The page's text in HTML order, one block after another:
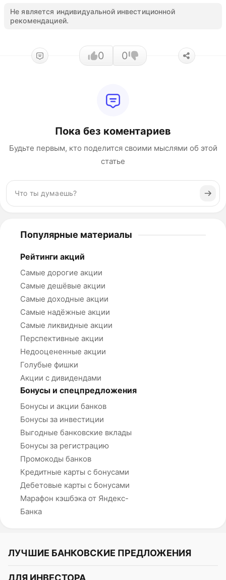
Не является индивидуальной инвестиционной
рекомендацией.
0 0
Пока без коментариев
Будьте первым, кто поделится своими мыслями об этой
статье
Популярные материалы
Рейтинги акций
Самые дорогие акции
Самые дешёвые акции
Самые доходные акции
Самые надёжные акции
Самые ликвидные акции
Перспективные акции
Недооцененные акции
Голубые фишки
Акции с дивидендами
Бонусы и спецпредложения
Бонусы и акции банков
Бонусы за инвестиции
Выгодные банковские вклады
Бонусы за регистрацию
Промокоды банков
Кредитные карты с бонусами
Дебетовые карты с бонусами
Марафон кэшбэка от Яндекс-
Банка
ЛУЧШИЕ БАНКОВСКИЕ ПРЕДЛОЖЕНИЯ
Альфа-Банк
ДЛЯ ИНВЕСТОРА